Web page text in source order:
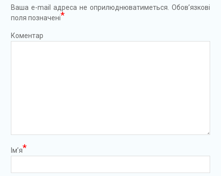
Ваша e-mail адреса не оприлюднюватиметься. Обов’язкові
поля позначені*
Коментар
Ім’я*